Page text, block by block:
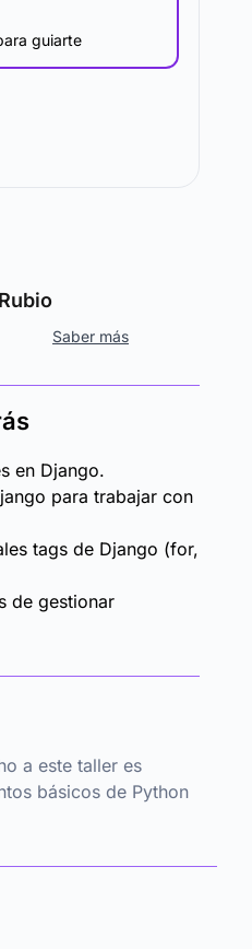
guiarte
Saber más
en Django.
para trabajar con
tags de Django (for,
de gestionar
a este taller es
básicos de Python